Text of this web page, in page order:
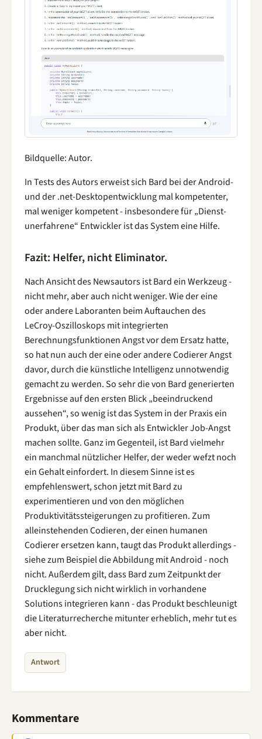
Bildquelle: Autor.
In Tests des Autors erweist sich Bard bei der Android-
und der .net-Desktopentwicklung mal kompetenter,
mal weniger kompetent - insbesondere für „Dienst-
unerfahrene“ Entwickler ist das System eine Hilfe.
Fazit: Helfer, nicht Eliminator.
Nach Ansicht des Newsautors ist Bard ein Werkzeug -
nicht mehr, aber auch nicht weniger. Wie der eine
oder andere Laboranten beim Auftauchen des
LeCroy-Oszilloskops mit integrierten
Berechnungsfunktionen Angst vor dem Ersatz hatte,
so hat nun auch der eine oder andere Codierer Angst
davor, durch die künstliche Intelligenz unnotwendig
gemacht zu werden. So sehr die von Bard generierten
Ergebnisse auf den ersten Blick „beeindruckend
aussehen“, so wenig ist das System in der Praxis ein
Produkt, über das man sich als Entwickler Job-Angst
machen sollte. Ganz im Gegenteil, ist Bard vielmehr
ein manchmal nützlicher Helfer, der weder wefzt noch
ein Gehalt einfordert. In diesem Sinne ist es
empfehlenswert, schon jetzt mit Bard zu
experimentieren und von den möglichen
Produktivitätssteigerungen zu profitieren. Zum
alleinstehenden Codieren, der einen humanen
Codierer ersetzen kann, taugt das Produkt allerdings -
siehe zum Beispiel die Abbildung mit Android - noch
nicht. Außerdem gilt, dass Bard zum Zeitpunkt der
Drucklegung sich nicht wirklich in vorhandene
Solutions integrieren kann - das Produkt beschleunigt
die Literaturrecherche mitunter erheblich, mehr tut es
aber nicht.
Antwort
Kommentare